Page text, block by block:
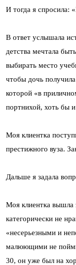
И тогда я спросила:
В ответ услышала
детства мечтала
выбирать место
чтобы дочь
которой «в
портнихой, хоть бы
Моя клиентка
престижного вуза.
Дальше я задала
Моя клиентка
категорически не
«несерьезными и
малюющими не
30, он уже был на